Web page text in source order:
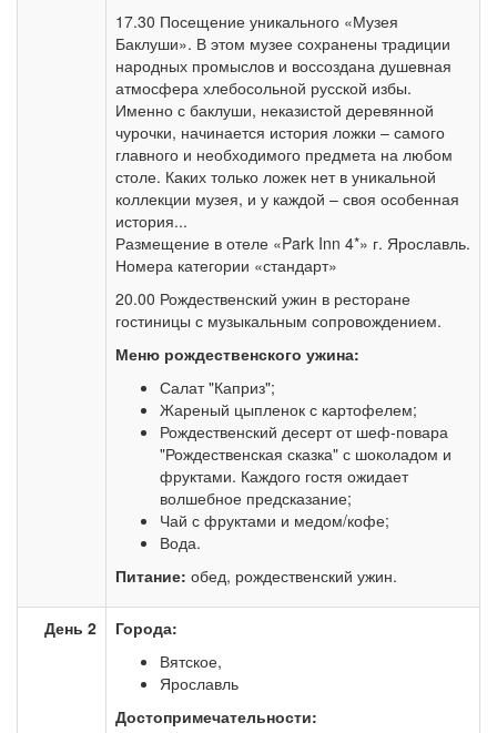
17.30 Посещение уникального «Музея
Баклуши». В этом музее сохранены традиции
народных промыслов и воссоздана душевная
атмосфера хлебосольной русской избы.
Именно с баклуши, неказистой деревянной
чурочки, начинается история ложки – самого
главного и необходимого предмета на любом
столе. Каких только ложек нет в уникальной
коллекции музея, и у каждой – своя особенная
история...
Размещение в отеле «Park Inn 4*» г. Ярославль.
Номера категории «стандарт»
20.00 Рождественский ужин в ресторане
гостиницы с музыкальным сопровождением.
Меню рождественского ужина:
Салат "Каприз";
Жареный цыпленок с картофелем;
Рождественский десерт от шеф-повара
"Рождественская сказка" с шоколадом и
фруктами. Каждого гостя ожидает
волшебное предсказание;
Чай с фруктами и медом/кофе;
Вода.
Питание: обед, рождественский ужин.
День 2
Города:
Вятское,
Ярославль
Достопримечательности: